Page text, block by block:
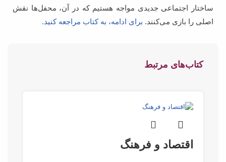
ساختار اجتماعی جدیدی مواجه هستیم که در آن، محفل‌ها نقش
اصلی را بازی می‌کنند. برای ادامه، به کتاب مراجعه کنید.
کتاب‌های مرتبط
اقتصاد و فرهنگ